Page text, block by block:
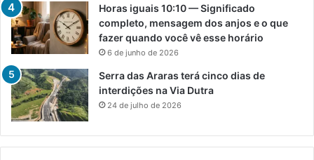
Horas iguais 10:10 — Significado
completo, mensagem dos anjos e o que
fazer quando você vê esse horário
6 de junho de 2026
Serra das Araras terá cinco dias de
interdições na Via Dutra
24 de julho de 2026